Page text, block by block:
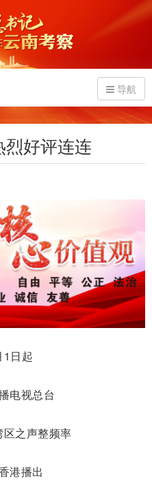
导航
好评连连
1日起
电视总台
之声整频率
港播出